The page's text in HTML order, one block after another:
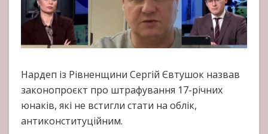
Нардеп із Рівненщини Сергій Євтушок назвав
законопроєкт про штрафування 17-річних
юнаків, які не встигли стати на облік,
антиконституційним.